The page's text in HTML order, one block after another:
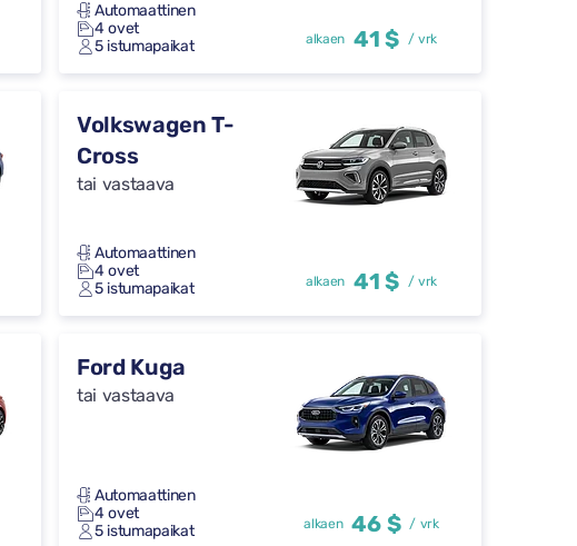
Automaattinen
4 ovet
5 istumapaikat
alkaen 41 $ / vrk
Volkswagen T-
Cross
tai vastaava
Automaattinen
4 ovet
5 istumapaikat
alkaen 41 $ / vrk
Ford Kuga
tai vastaava
Automaattinen
4 ovet
5 istumapaikat
alkaen 46 $ / vrk